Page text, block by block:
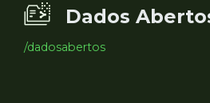
Dados
/dadosabertos